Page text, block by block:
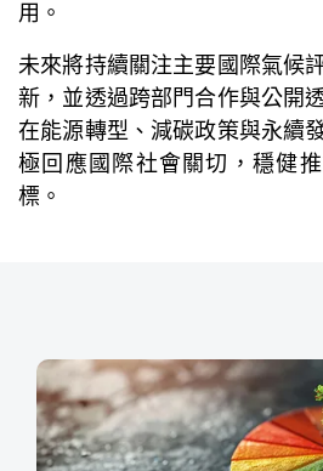
用。
未來將持續關注主要國際氣候
新，並透過跨部門合作與公開
在能源轉型、減碳政策與永續
極回應國際社會關切，穩健
標。